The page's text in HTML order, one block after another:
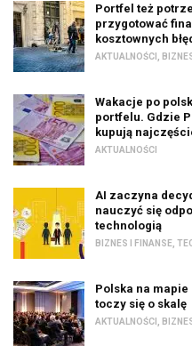
Portfel też
przygotować
kosztownych
AKTUALNOŚCI
Wakacje po
portfelu. Gdzie
kupują
AKTUALNOŚCI
AI zaczyna
nauczyć się
technologią
BIZNES I FINANSE
Polska na
toczy się o skalę
AKTUALNOŚCI